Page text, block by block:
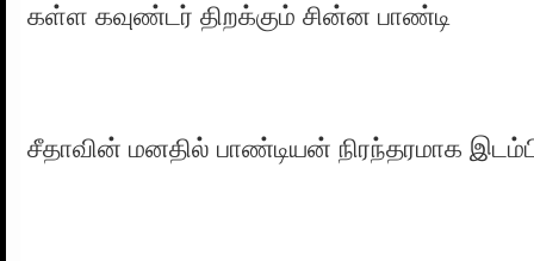
கள்ள கவுண்டர் திறக்கும் சின்ன பாண்டி
சீதாவின் மனதில் பாண்டியன் நிரந்தரமாக